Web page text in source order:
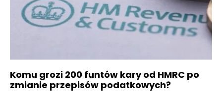
Komu grozi 200 funtów kary od HMRC po
zmianie przepisów podatkowych?